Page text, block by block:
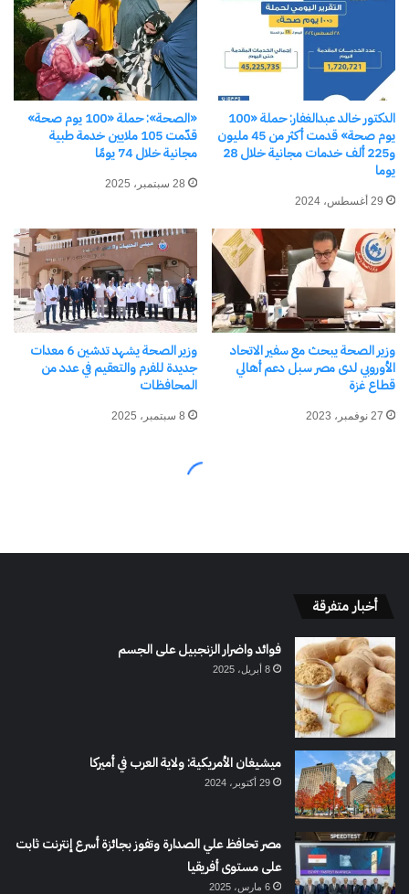
أخبار متفرقة
فوائد واضرار الزنجبيل على الجسم
8 أبريل، 2025
ميشيغان الأمريكية: ولاية العرب في أميركا
29 أكتوبر، 2024
مصر تحافظ علي الصدارة وتفوز بجائزة أسرع إنترنت ثابت
على مستوى أفريقيا
6 مارس، 2025